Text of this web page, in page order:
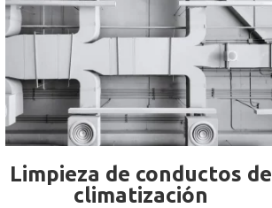
Limpieza de conductos de
climatización